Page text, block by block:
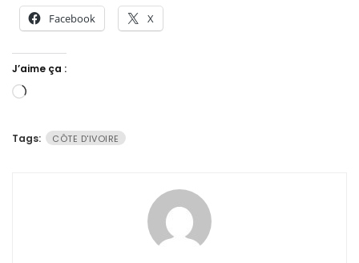
Facebook X
J’aime ça :
Chargement…
Tags: CÔTE D'IVOIRE